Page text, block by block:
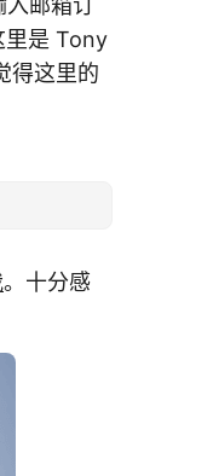
邮箱订
里是 Tony
得这里的
。十分感